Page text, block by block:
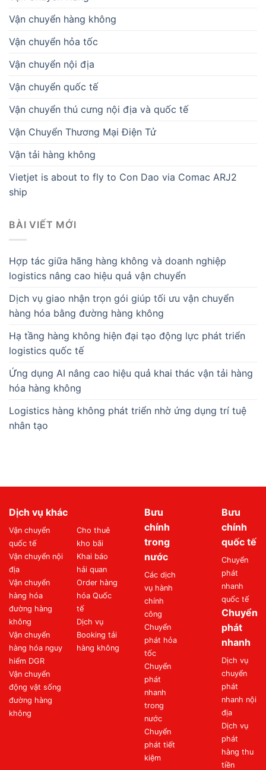
Vận chuyển hàng không
Vận chuyển hỏa tốc
Vận chuyển nội địa
Vận chuyển quốc tế
Vận chuyển thú cưng nội địa và quốc tế
Vận Chuyển Thương Mại Điện Tử
Vận tải hàng không
Vietjet is about to fly to Con Dao via Comac ARJ2
ship
BÀI VIẾT MỚI
Hợp tác giữa hãng hàng không và doanh nghiệp
logistics nâng cao hiệu quả vận chuyển
Dịch vụ giao nhận trọn gói giúp tối ưu vận chuyển
hàng hóa bằng đường hàng không
Hạ tầng hàng không hiện đại tạo động lực phát triển
logistics quốc tế
Ứng dụng AI nâng cao hiệu quả khai thác vận tải hàng
hóa hàng không
Logistics hàng không phát triển nhờ ứng dụng trí tuệ
nhân tạo
Dịch vụ khác
Vận chuyển
quốc tế
Vận chuyển nội
địa
Vận chuyển
hàng hóa
đường hàng
không
Vận chuyển
hàng hóa nguy
hiểm DGR
Vận chuyển
động vật sống
đường hàng
không
Cho thuê
kho bãi
Khai báo
hải quan
Order hàng
hóa Quốc
tế
Dịch vụ
Booking tải
hàng không
Bưu
chính
trong
nước
Các dịch
vụ hành
chính
công
Chuyển
phát hỏa
tốc
Chuyển
phát
nhanh
trong
nước
Chuyển
phát tiết
kiệm
Bưu
chính
quốc tế
Chuyển
phát
nhanh
quốc tế
Chuyển
phát
nhanh
Dịch vụ
chuyển
phát
nhanh nội
địa
Dịch vụ
phát
hàng thu
tiền